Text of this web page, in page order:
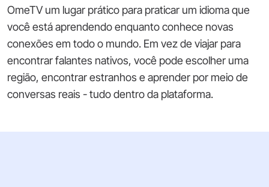
OmeTV um lugar prático para praticar um idioma que
você está aprendendo enquanto conhece novas
conexões em todo o mundo. Em vez de viajar para
encontrar falantes nativos, você pode escolher uma
região, encontrar estranhos e aprender por meio de
conversas reais - tudo dentro da plataforma.